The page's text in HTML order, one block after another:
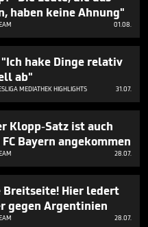
haben keine Ahnung"
01.08.
"Ich hake Dinge relativ
ab"
MEDIATHEK HIGHLIGHTS 31.07.
Klopp-Satz ist auch
Bayern angekommen
28.07.
Breitseite! Hier ledert
gegen Argentinien
28.07.